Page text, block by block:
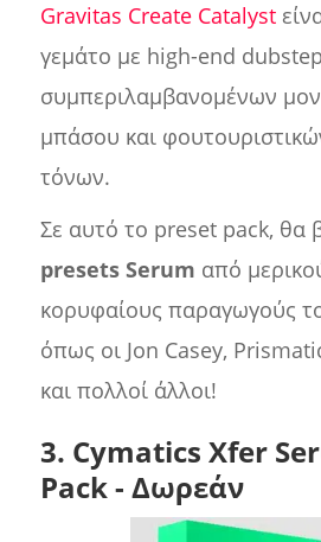
Gravitas Create Catalyst
γεμάτο με high-end
συμπεριλαμβανομένων
μπάσου και
τόνων.
Σε αυτό το preset pack, θα
presets Serum από
κορυφαίους παραγωγούς
όπως οι Jon Casey,
και πολλοί άλλοι!
3. Cymatics Xfer
Pack - Δωρεάν